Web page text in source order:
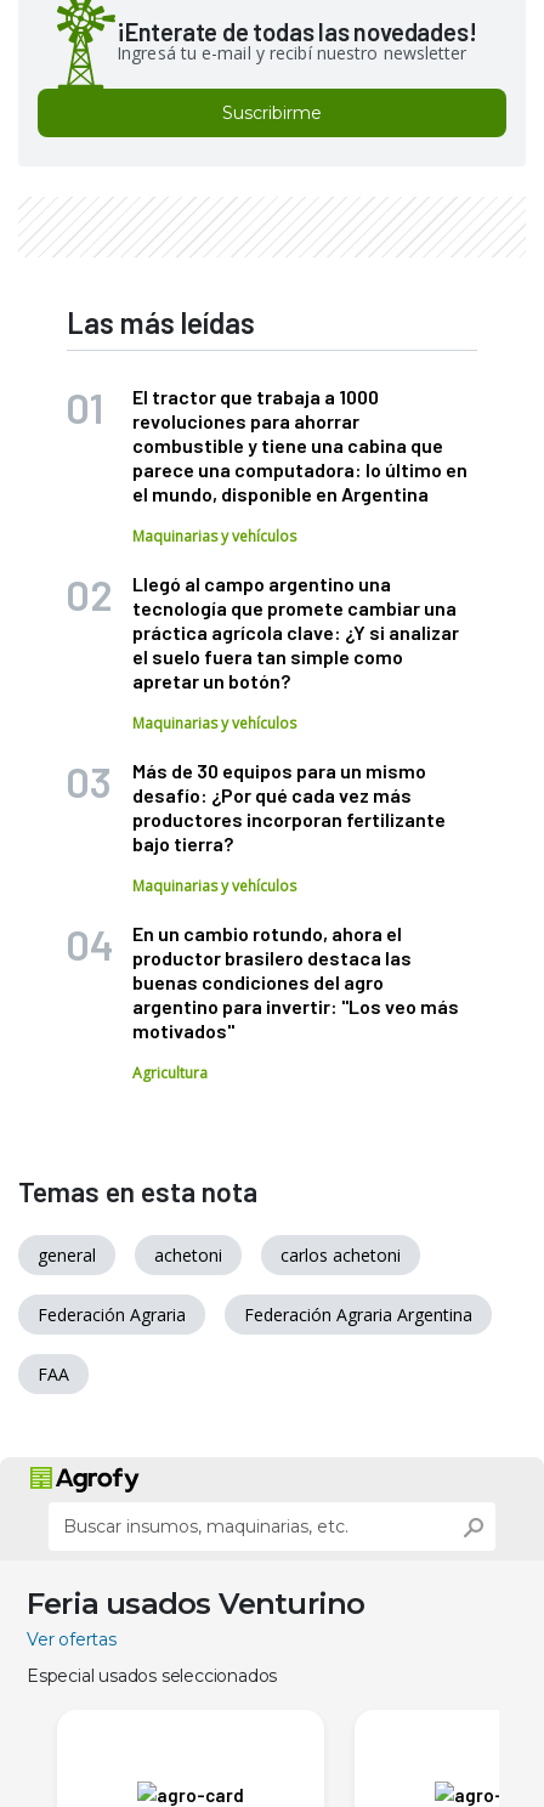
¡Enterate de todas las novedades!
Ingresá tu e-mail y recibí nuestro newsletter
Suscribirme
Las más leídas
El tractor que trabaja a 1000
revoluciones para ahorrar
combustible y tiene una cabina que
parece una computadora: lo último en
el mundo, disponible en Argentina
Maquinarias y vehículos
Llegó al campo argentino una
tecnología que promete cambiar una
práctica agrícola clave: ¿Y si analizar
el suelo fuera tan simple como
apretar un botón?
Maquinarias y vehículos
Más de 30 equipos para un mismo
desafío: ¿Por qué cada vez más
productores incorporan fertilizante
bajo tierra?
Maquinarias y vehículos
En un cambio rotundo, ahora el
productor brasilero destaca las
buenas condiciones del agro
argentino para invertir: "Los veo más
motivados"
Agricultura
Temas en esta nota
general achetoni carlos achetoni
Federación Agraria Federación Agraria Argentina
FAA
Feria usados Venturino
Ver ofertas
Especial usados seleccionados